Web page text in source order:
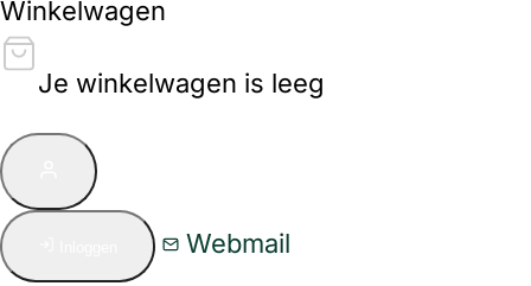
Winkelwagen
Je winkelwagen is leeg
Webmail